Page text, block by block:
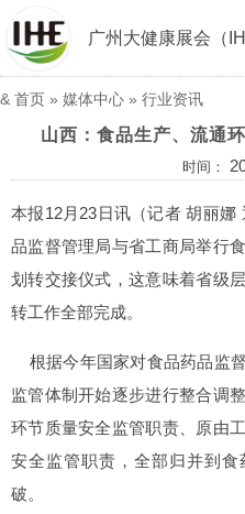
广州大健康展会（
& 首页 » 媒体中心 » 行业资讯
山西：食品生产、流通
时间：
本报12月23日讯（记者 胡丽
品监督管理局与省工商局举行
划转交接仪式，这意味着省级
转工作全部完成。
根据今年国家对食品药品监
监管体制开始逐步进行整合调
环节质量安全监管职责、原由
安全监管职责，全部归并到
破。